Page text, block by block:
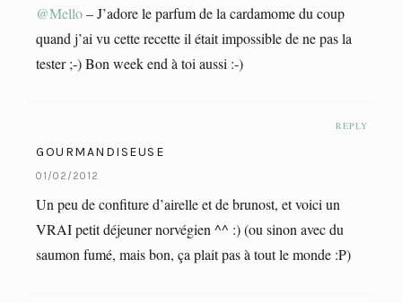
@Mello– J’adore le parfum de la cardamome du coup
quand j’ai vu cette recette il était impossible de ne pas la
tester ;-) Bon week end à toi aussi :-)
REPLY
GOURMANDISEUSE
01/02/2012
Un peu de confiture d’airelle et de brunost, et voici un
VRAI petit déjeuner norvégien ^^ :) (ou sinon avec du
saumon fumé, mais bon, ça plait pas à tout le monde :P)